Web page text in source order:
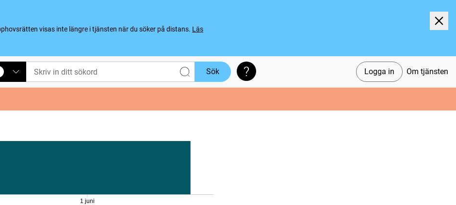
visas inte längre i tjänsten när du söker på distans. Läs
Logga in Om tjänsten
Sök Söktips
1 juni